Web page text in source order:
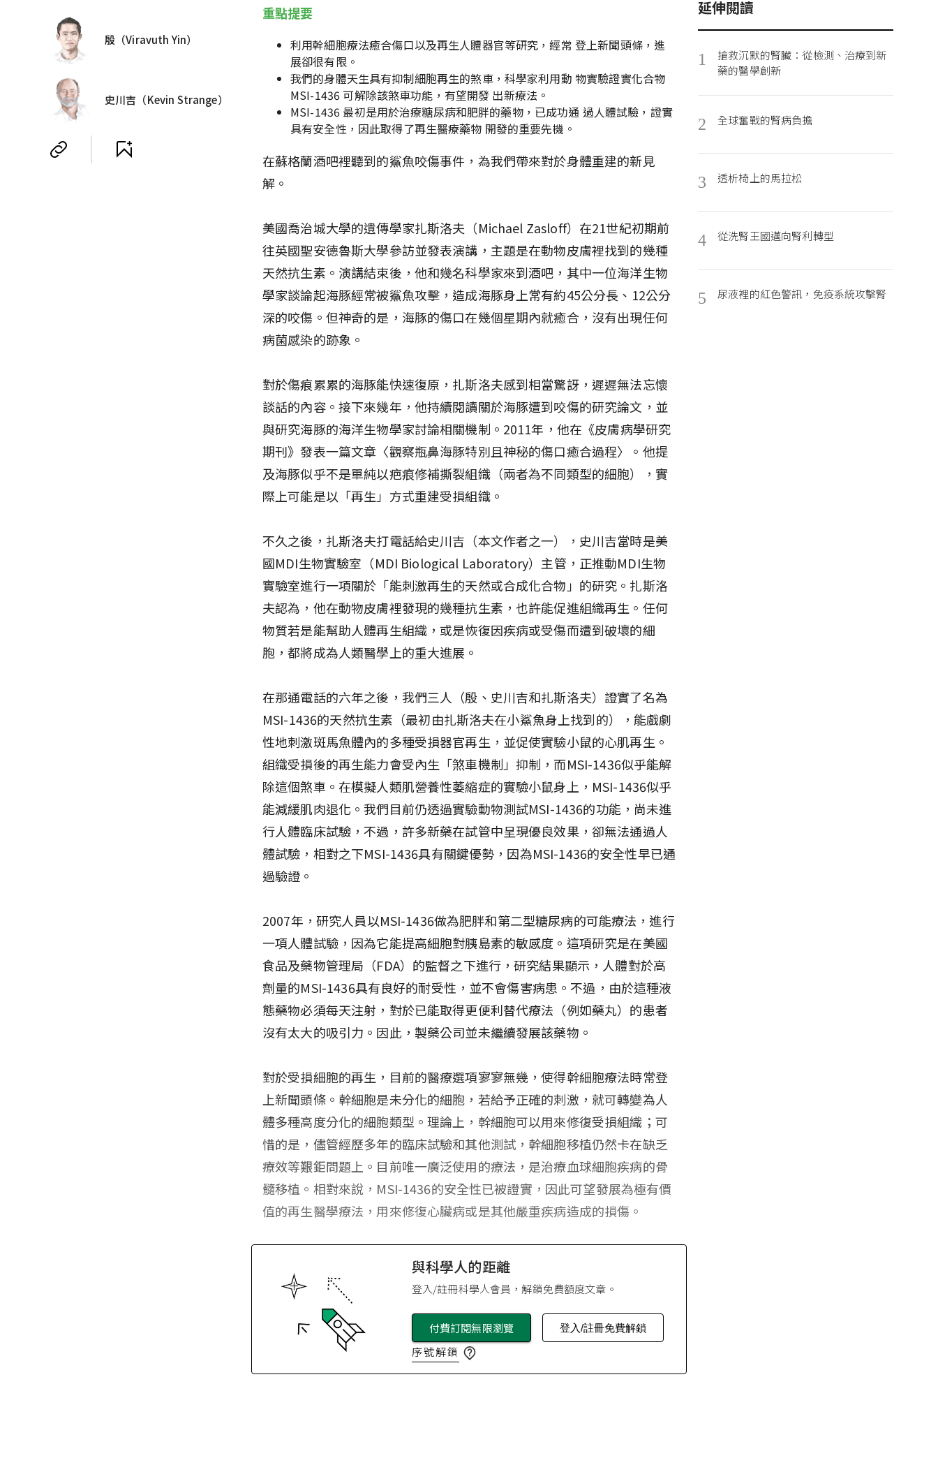
殷（Viravuth Yin）
史川吉（Kevin Strange）
重點提要
利用幹細胞療法癒合傷口以及再生人體器官等研究，經常 登上新聞頭條，進
展卻很有限。
我們的身體天生具有抑制細胞再生的煞車，科學家利用動 物實驗證實化合物
MSI-1436 可解除該煞車功能，有望開發 出新療法。
MSI-1436 最初是用於治療糖尿病和肥胖的藥物，已成功通 過人體試驗，證實
具有安全性，因此取得了再生醫療藥物 開發的重要先機。
在蘇格蘭酒吧裡聽到的鯊魚咬傷事件，為我們帶來對於身體重建的新見
解。
美國喬治城大學的遺傳學家扎斯洛夫（Michael Zasloff）在21世紀初期前
往英國聖安德魯斯大學參訪並發表演講，主題是在動物皮膚裡找到的幾種
天然抗生素。演講結束後，他和幾名科學家來到酒吧，其中一位海洋生物
學家談論起海豚經常被鯊魚攻擊，造成海豚身上常有約45公分長、12公分
深的咬傷。但神奇的是，海豚的傷口在幾個星期內就癒合，沒有出現任何
病菌感染的跡象。
對於傷痕累累的海豚能快速復原，扎斯洛夫感到相當驚訝，遲遲無法忘懷
談話的內容。接下來幾年，他持續閱讀關於海豚遭到咬傷的研究論文，並
與研究海豚的海洋生物學家討論相關機制。2011年，他在《皮膚病學研究
期刊》發表一篇文章〈觀察瓶鼻海豚特別且神秘的傷口癒合過程〉。他提
及海豚似乎不是單純以疤痕修補撕裂組織（兩者為不同類型的細胞），實
際上可能是以「再生」方式重建受損組織。
不久之後，扎斯洛夫打電話給史川吉（本文作者之一），史川吉當時是美
國MDI生物實驗室（MDI Biological Laboratory）主管，正推動MDI生物
實驗室進行一項關於「能刺激再生的天然或合成化合物」的研究。扎斯洛
夫認為，他在動物皮膚裡發現的幾種抗生素，也許能促進組織再生。任何
物質若是能幫助人體再生組織，或是恢復因疾病或受傷而遭到破壞的細
胞，都將成為人類醫學上的重大進展。
在那通電話的六年之後，我們三人（殷、史川吉和扎斯洛夫）證實了名為
MSI-1436的天然抗生素（最初由扎斯洛夫在小鯊魚身上找到的），能戲劇
性地刺激斑馬魚體內的多種受損器官再生，並促使實驗小鼠的心肌再生。
組織受損後的再生能力會受內生「煞車機制」抑制，而MSI-1436似乎能解
除這個煞車。在模擬人類肌營養性萎縮症的實驗小鼠身上，MSI-1436似乎
能減緩肌肉退化。我們目前仍透過實驗動物測試MSI-1436的功能，尚未進
行人體臨床試驗，不過，許多新藥在試管中呈現優良效果，卻無法通過人
體試驗，相對之下MSI-1436具有關鍵優勢，因為MSI-1436的安全性早已通
過驗證。
2007年，研究人員以MSI-1436做為肥胖和第二型糖尿病的可能療法，進行
一項人體試驗，因為它能提高細胞對胰島素的敏感度。這項研究是在美國
食品及藥物管理局（FDA）的監督之下進行，研究結果顯示，人體對於高
劑量的MSI-1436具有良好的耐受性，並不會傷害病患。不過，由於這種液
態藥物必須每天注射，對於已能取得更便利替代療法（例如藥丸）的患者
沒有太大的吸引力。因此，製藥公司並未繼續發展該藥物。
對於受損細胞的再生，目前的醫療選項寥寥無幾，使得幹細胞療法時常登
上新聞頭條。幹細胞是未分化的細胞，若給予正確的刺激，就可轉變為人
體多種高度分化的細胞類型。理論上，幹細胞可以用來修復受損組織；可
惜的是，儘管經歷多年的臨床試驗和其他測試，幹細胞移植仍然卡在缺乏
療效等艱鉅問題上。目前唯一廣泛使用的療法，是治療血球細胞疾病的骨
髓移植。相對來說，MSI-1436的安全性已被證實，因此可望發展為極有價
值的再生醫學療法，用來修復心臟病或是其他嚴重疾病造成的損傷。
延伸閱讀
1
搶救沉默的腎臟：從檢測、治療到新
藥的醫學創新
2 全球奮戰的腎病負擔
3 透析椅上的馬拉松
4 從洗腎王國邁向腎利轉型
5 尿液裡的紅色警訊，免疫系統攻擊腎
與科學人的距離
登入/註冊科學人會員，解鎖免費額度文章。
付費訂閱無限瀏覽 登入/註冊免費解鎖
序號解鎖